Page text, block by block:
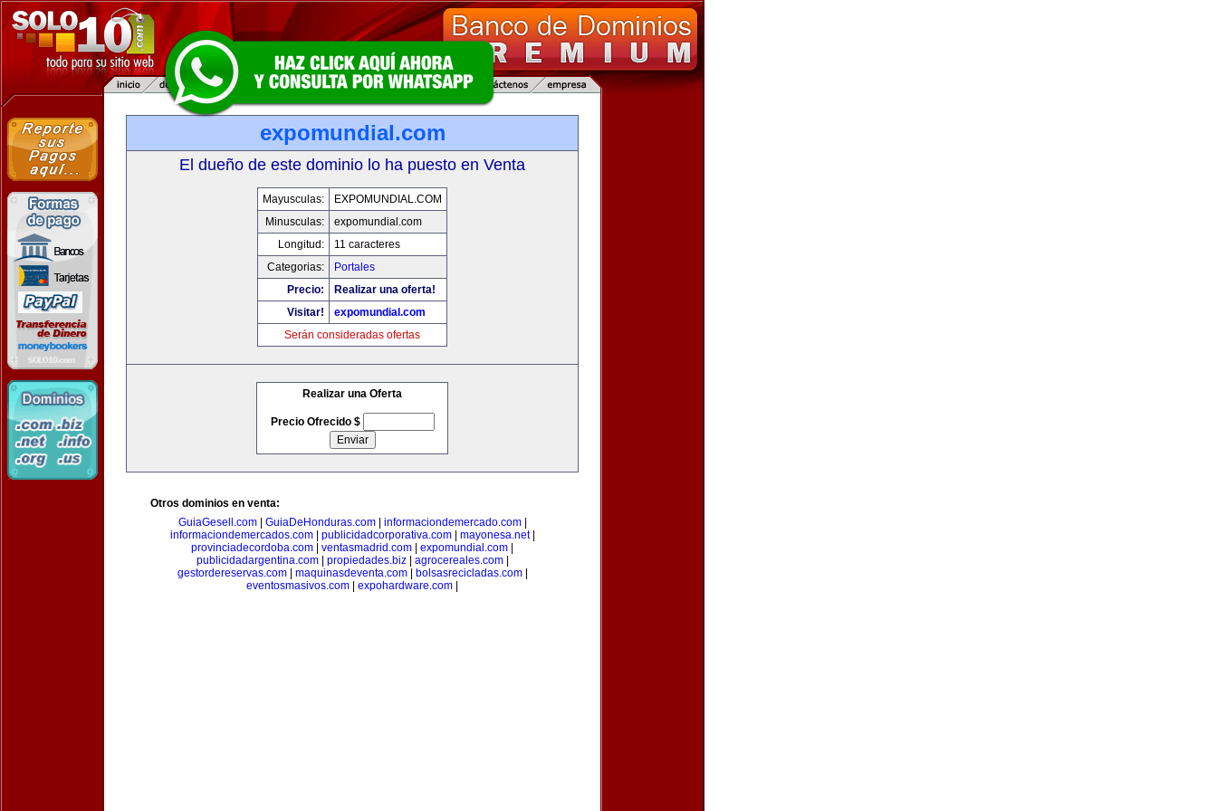
expomundial.com
El dueño de este dominio lo ha puesto en Venta
Mayusculas:
EXPOMUNDIAL.COM
Minusculas:
expomundial.com
Longitud:
11 caracteres
Categorias:
Portales
Precio:
Realizar una oferta!
Visitar!
expomundial.com
Serán consideradas ofertas
Realizar una Oferta
Precio Ofrecido $
Otros dominios en venta:
GuiaGesell.com| GuiaDeHonduras.com| informaciondemercado.com|
informaciondemercados.com| publicidadcorporativa.com| mayonesa.net|
provinciadecordoba.com
ventasmadrid.com expomundial.com
publicidadargentina.com| propiedades.biz| agrocereales.com|
gestordereservas.com| maquinasdeventa.com| bolsasrecicladas.com|
eventosmasivos.com
expohardware.com